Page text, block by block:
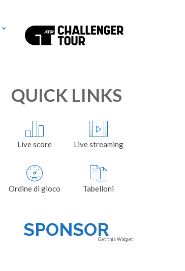
QUICK LINKS
Live score Live streaming
Ordine di gioco Tabelloni
Get this Widget
SPONSOR